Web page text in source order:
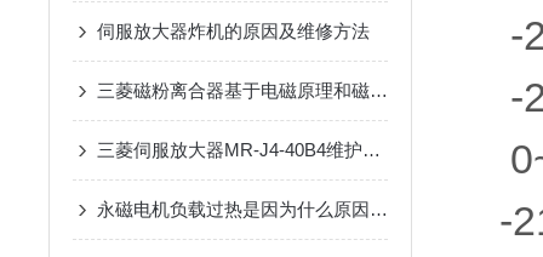
伺服放大器炸机的原因及维修方法
三菱磁粉离合器基于电磁原理和磁粉传递转矩的自动化控制器件
三菱伺服放大器MR-J4-40B4维护手册：定期检查、清洁与寿命延长技巧
永磁电机负载过热是因为什么原因导致的
-
-
-